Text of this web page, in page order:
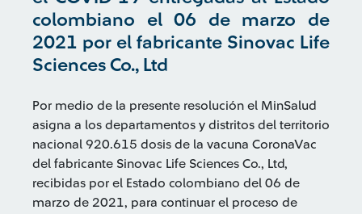
colombiano el 06 de marzo de
2021 por el fabricante Sinovac Life
Sciences Co., Ltd
Por medio de la presente resolución el MinSalud
asigna a los departamentos y distritos del territorio
nacional 920.615 dosis de la vacuna CoronaVac
del fabricante Sinovac Life Sciences Co., Ltd,
recibidas por el Estado colombiano del 06 de
marzo de 2021, para continuar el proceso de